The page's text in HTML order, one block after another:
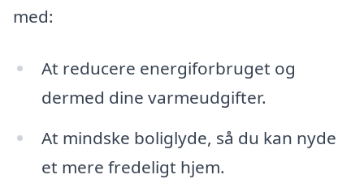
med:
At reducere energiforbruget og
dermed dine varmeudgifter.
At mindske boliglyde, så du kan nyde
et mere fredeligt hjem.